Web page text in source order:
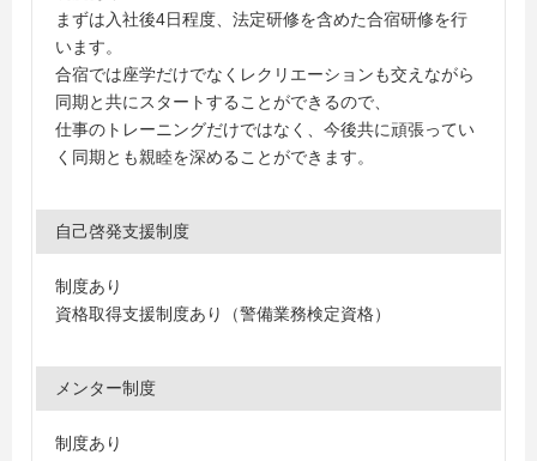
まずは入社後4日程度、法定研修を含めた合宿研修を行
います。
合宿では座学だけでなくレクリエーションも交えながら
同期と共にスタートすることができるので、
仕事のトレーニングだけではなく、今後共に頑張ってい
く同期とも親睦を深めることができます。
自己啓発支援制度
制度あり
資格取得支援制度あり（警備業務検定資格）
メンター制度
制度あり